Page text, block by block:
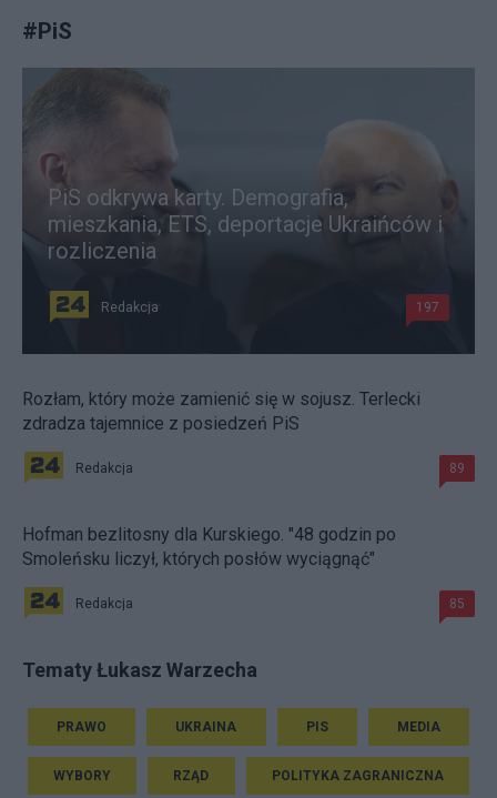
#PiS
PiS odkrywa karty. Demografia,
mieszkania, ETS, deportacje Ukraińców i
rozliczenia
Redakcja 197
Rozłam, który może zamienić się w sojusz. Terlecki
zdradza tajemnice z posiedzeń PiS
Redakcja 89
Hofman bezlitosny dla Kurskiego. "48 godzin po
Smoleńsku liczył, których posłów wyciągnąć"
Redakcja 85
Tematy Łukasz Warzecha
PRAWO UKRAINA PIS MEDIA
WYBORY RZĄD POLITYKA ZAGRANICZNA